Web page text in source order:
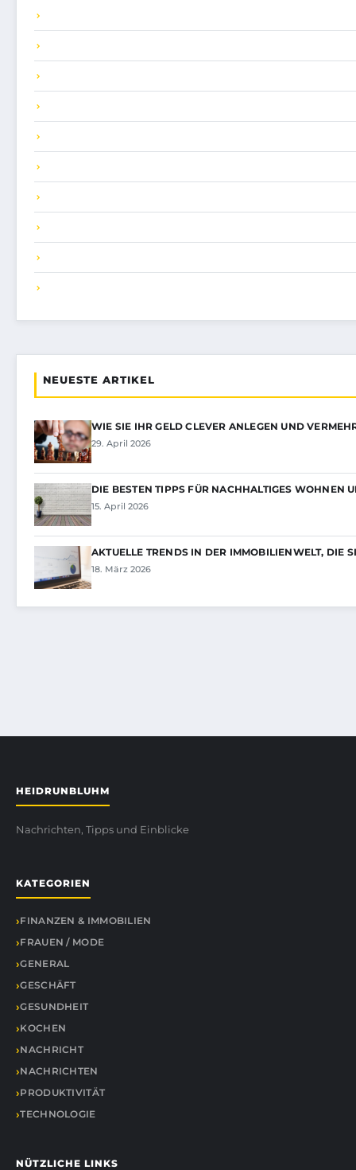
NEUESTE ARTIKEL
WIE SIE IHR GELD CLEVER ANLEGEN UND
29. April 2026
DIE BESTEN TIPPS FÜR NACHHALTIGES WOHNEN
15. April 2026
AKTUELLE TRENDS IN DER IMMOBILIENWELT, DIE
18. März 2026
HEIDRUNBLUHM
Nachrichten, Tipps und Einblicke
KATEGORIEN
FINANZEN & IMMOBILIEN
FRAUEN / MODE
GENERAL
GESCHÄFT
GESUNDHEIT
KOCHEN
NACHRICHT
NACHRICHTEN
PRODUKTIVITÄT
TECHNOLOGIE
NÜTZLICHE LINKS